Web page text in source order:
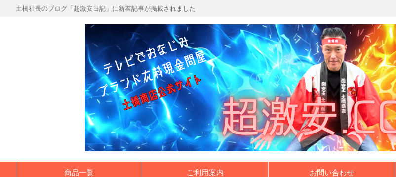
土橋社長のブログ「超激安日記」に新着記事が掲載されました
商品一覧 ご利用案内 お問い合わせ